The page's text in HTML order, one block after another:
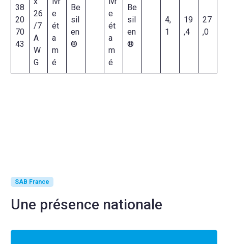
38
20
70
43
26
/7
A
W
G
e
ét
a
m
é
Be
sil
en
®
e
ét
a
m
é
Be
sil
en
®
4,
1
19
,4
27
,0
SAB France
Une présence nationale